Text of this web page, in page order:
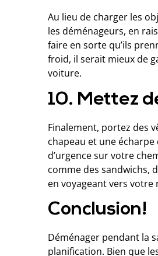
Au lieu de charger les
les déménageurs, en
faire en sorte qu’ils
froid, il serait mieux de
voiture.
10. Mettez
Finalement, portez des
chapeau et une
d’urgence sur votre
comme des sandwichs,
en voyageant vers votre
Conclusion!
Déménager pendant la
planification. Bien que